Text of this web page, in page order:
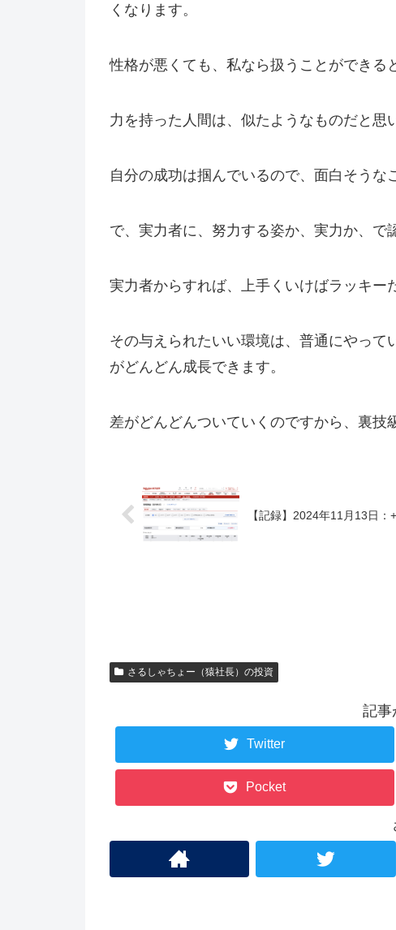
くなります。
性格が悪くても、私なら扱うことができる
力を持った人間は、似たようなものだと思
自分の成功は掴んでいるので、面白そうな
で、実力者に、努力する姿か、実力か、で
実力者からすれば、上手くいけばラッキー
その与えられたいい環境は、普通にやっ
がどんどん成長できます。
差がどんどんついていくのですから、裏技
【記録】2024年11月13日：
さるしゃちょー（猿社長）の投資
記事
Twitter
Pocket